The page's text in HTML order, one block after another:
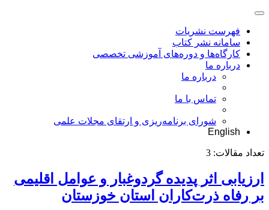
فهرست نشریات
سامانه نشر کتاب
کارگاه‌ها و دوره‌های آموزشی تخصصی
درباره ما
درباره ما
تماس با ما
شورای برنامه‌ریزی و ارتقای مجلات علمی
English
تعداد مقالات: 3
ارزیابی اثر پدیده گردوغبار و عوامل اقلیمی
بر رفاه ذرت‌کاران استان خوزستان